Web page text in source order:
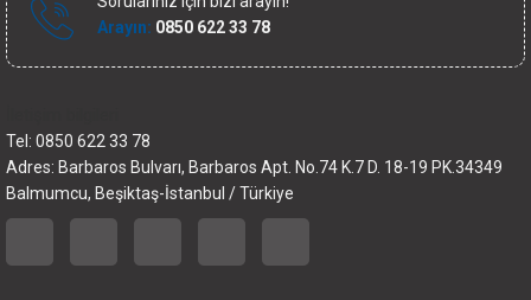
Arayın: 0850 622 33 78
Tel: 0850 622 33 78
Adres: Barbaros Bulvarı, Barbaros Apt. No.74 K.7 D. 18-19 PK.34349
Balmumcu, Beşiktaş-İstanbul / Türkiye